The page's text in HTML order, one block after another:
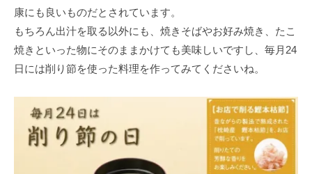
康にも良いものだとされています。
もちろん出汁を取る以外にも、焼きそばやお好み焼き、たこ
焼きといった物にそのままかけても美味しいですし、毎月24
日には削り節を使った料理を作ってみてくださいね。